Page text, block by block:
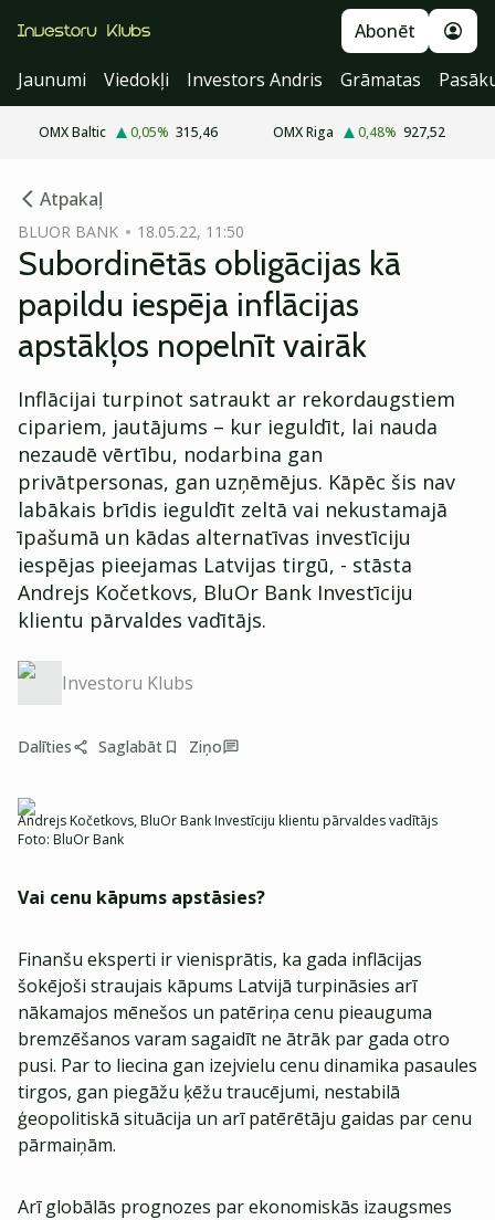
Abonēt
Jaunumi
Viedokļi Investors Andris Grāmatas
OMX Baltic 0,05% 315,46 OMX Riga 0,48% 927,52
Atpakaļ
BLUOR BANK 18.05.22, 11:50
Subordinētās obligācijas kā
papildu iespēja inflācijas
apstākļos nopelnīt vairāk
Inflācijai turpinot satraukt ar rekordaugstiem
cipariem, jautājums – kur ieguldīt, lai nauda
nezaudē vērtību, nodarbina gan
privātpersonas, gan uzņēmējus. Kāpēc šis nav
labākais brīdis ieguldīt zeltā vai nekustamajā
īpašumā un kādas alternatīvas investīciju
iespējas pieejamas Latvijas tirgū, - stāsta
Andrejs Kočetkovs, BluOr Bank Investīciju
klientu pārvaldes vadītājs.
Investoru Klubs
Dalīties Saglabāt Ziņo
Andrejs Kočetkovs, BluOr Bank Investīciju klientu pārvaldes vadītājs
Foto: BluOr Bank
Vai cenu kāpums apstāsies?
Finanšu eksperti ir vienisprātis, ka gada inflācijas
šokējoši straujais kāpums Latvijā turpināsies arī
nākamajos mēnešos un patēriņa cenu pieauguma
bremzēšanos varam sagaidīt ne ātrāk par gada otro
pusi. Par to liecina gan izejvielu cenu dinamika pasaules
tirgos, gan piegāžu ķēžu traucējumi, nestabilā
ģeopolitiskā situācija un arī patērētāju gaidas par cenu
pārmaiņām.
Arī globālās prognozes par ekonomiskās izaugsmes